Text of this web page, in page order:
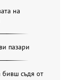
на
пазари
бивш съдя от